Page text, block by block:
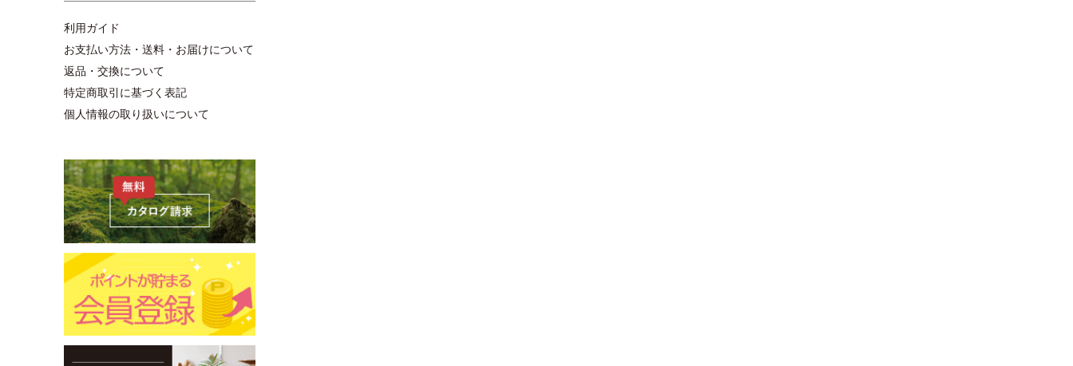
利用ガイド
お支払い方法・送料・お届けについて
返品・交換について
特定商取引に基づく表記
個人情報の取り扱いについて